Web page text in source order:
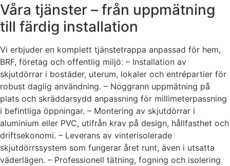
Våra tjänster – från uppmätning
till färdig installation
Vi erbjuder en komplett tjänstetrappa anpassad för hem,
BRF, företag och offentlig miljö: – Installation av
skjutdörrar i bostäder, uterum, lokaler och entrépartier för
robust daglig användning. – Noggrann uppmätning på
plats och skräddarsydd anpassning för millimeterpassning
i befintliga öppningar. – Montering av skjutdörrar i
aluminium eller PVC, utifrån krav på design, hållfasthet och
driftsekonomi. – Leverans av vinterisolerade
skjutdörrssystem som fungerar året runt, även i utsatta
väderlägen. – Professionell tätning, fogning och isolering